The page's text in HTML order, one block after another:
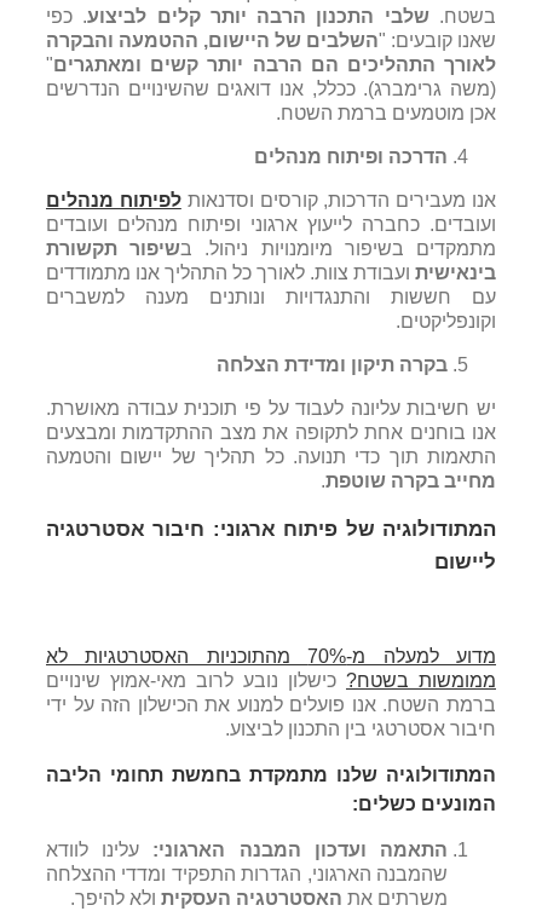
בשטח.שלבי התכנון הרבה יותר קלים לביצוע. כפי
שאנו קובעים: "השלבים של היישום, ההטמעה והבקרה
לאורך התהליכים הם הרבה יותר קשים ומאתגרים"
(משה גרימברג). ככלל, אנו דואגים שהשינויים הנדרשים
אכן מוטמעים ברמת השטח.
הדרכה ופיתוח מנהלים
אנו מעבירים הדרכות, קורסים וסדנאותלפיתוח מנהלים
ועובדים. כחברה לייעוץ ארגוני ופיתוח מנהלים ועובדים
מתמקדים בשיפור מיומנויות ניהול. בשיפור תקשורת
בינאישית ועבודת צוות. לאורך כל התהליך אנו מתמודדים
עם חששות והתנגדויות ונותנים מענה למשברים
וקונפליקטים.
בקרה תיקון ומדידת הצלחה
יש חשיבות עליונה לעבוד על פי תוכנית עבודה מאושרת.
אנו בוחנים אחת לתקופה את מצב ההתקדמות ומבצעים
התאמות תוך כדי תנועה. כל תהליך של יישום והטמעה
מחייב בקרה שוטפת.
המתודולוגיה של פיתוח ארגוני: חיבור אסטרטגיה
ליישום
מדוע למעלה מ-70% מהתוכניות האסטרטגיות לא
ממומשות בשטח? כישלון נובע לרוב מאי-אמוץ שינויים
ברמת השטח. אנו פועלים למנוע את הכישלון הזה על ידי
חיבור אסטרטגי בין התכנון לביצוע.
המתודולוגיה שלנו מתמקדת בחמשת תחומי הליבה
המונעים כשלים:
התאמה ועדכון המבנה הארגוני: עלינו לוודא
שהמבנה הארגוני, הגדרות התפקיד ומדדי ההצלחה
משרתים את האסטרטגיה העסקית ולא להיפך.